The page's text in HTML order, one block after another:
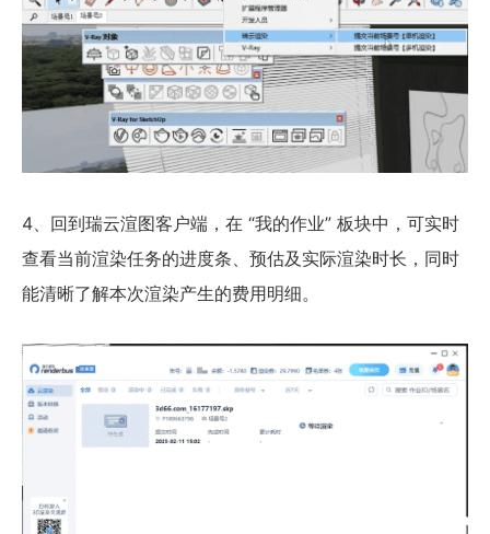
4、回到瑞云渲图客户端，在 “我的作业” 板块中，可实时
查看当前渲染任务的进度条、预估及实际渲染时长，同时
能清晰了解本次渲染产生的费用明细。